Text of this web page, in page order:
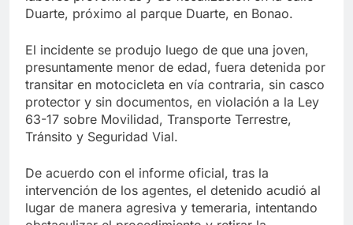
Duarte, próximo al parque Duarte, en Bonao.
El incidente se produjo luego de que una joven,
presuntamente menor de edad, fuera detenida por
transitar en motocicleta en vía contraria, sin casco
protector y sin documentos, en violación a la Ley
63-17 sobre Movilidad, Transporte Terrestre,
Tránsito y Seguridad Vial.
De acuerdo con el informe oficial, tras la
intervención de los agentes, el detenido acudió al
lugar de manera agresiva y temeraria, intentando